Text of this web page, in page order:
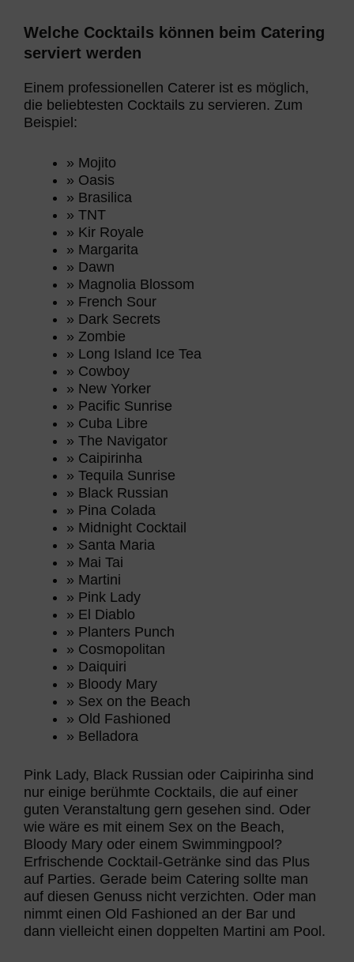
Welche Cocktails können beim Catering
serviert werden
Einem professionellen Caterer ist es möglich,
die beliebtesten Cocktails zu servieren. Zum
Beispiel:
» Mojito
» Oasis
» Brasilica
» TNT
» Kir Royale
» Margarita
» Dawn
» Magnolia Blossom
» French Sour
» Dark Secrets
» Zombie
» Long Island Ice Tea
» Cowboy
» New Yorker
» Pacific Sunrise
» Cuba Libre
» The Navigator
» Caipirinha
» Tequila Sunrise
» Black Russian
» Pina Colada
» Midnight Cocktail
» Santa Maria
» Mai Tai
» Martini
» Pink Lady
» El Diablo
» Planters Punch
» Cosmopolitan
» Daiquiri
» Bloody Mary
» Sex on the Beach
» Old Fashioned
» Belladora
Pink Lady, Black Russian oder Caipirinha sind
nur einige berühmte Cocktails, die auf einer
guten Veranstaltung gern gesehen sind. Oder
wie wäre es mit einem Sex on the Beach,
Bloody Mary oder einem Swimmingpool?
Erfrischende Cocktail-Getränke sind das Plus
auf Parties. Gerade beim Catering sollte man
auf diesen Genuss nicht verzichten. Oder man
nimmt einen Old Fashioned an der Bar und
dann vielleicht einen doppelten Martini am Pool.